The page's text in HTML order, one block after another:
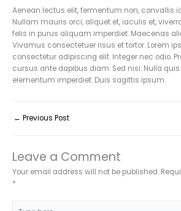
Aenean lectus elit, fermentum non, convallis
Nullam mauris orci, aliquet et, iaculis et,
felis in purus aliquam imperdiet. Maecenas
Vivamus consectetuer risus et tortor. Lorem
consectetur adipiscing elit. Integer nec odio.
cursus ante dapibus diam. Sed nisi. Nulla
elementum imperdiet. Duis sagittis ipsum.
← Previous Post
Leave a Comment
Your email address will not be published.
*